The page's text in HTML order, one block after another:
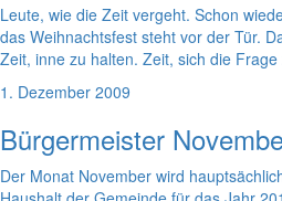
Leute, wie die Zeit vergeht. Schon
das Weihnachtsfest steht vor der Tür.
Zeit, inne zu halten. Zeit, sich die
1. Dezember 2009
Bürgermeister
Der Monat November wird